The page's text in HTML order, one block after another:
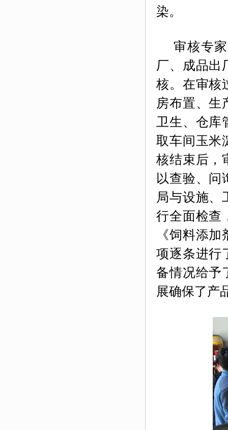
染。
审核专家
厂、成品出
核。在审核
房布置、生
卫生、仓库
取车间玉米
核结束后，
以查验、问
局与设施、
行全面检查
《饲料添
项逐条进行
备情况给予
展确保了产